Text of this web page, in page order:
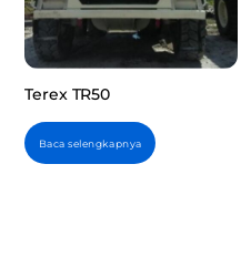
Terex TR50
Baca selengkapnya